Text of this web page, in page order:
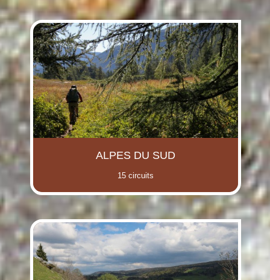
(i)
(i)
(i)
(i) (i)
(i) (i)
ALPES DU SUD
15 circuits